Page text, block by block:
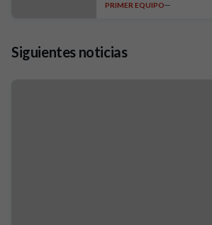
club"
PRIMER EQUIPO
Siguientes noticias